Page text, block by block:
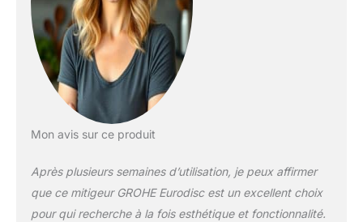
Mon avis sur ce produit
Après plusieurs semaines d’utilisation, je peux affirmer
que ce mitigeur GROHE Eurodisc est un excellent choix
pour qui recherche à la fois esthétique et fonctionnalité.